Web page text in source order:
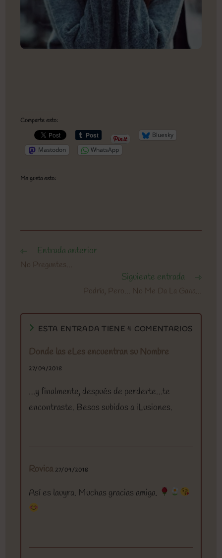
Comparte esto:
Bluesky
Mastodon
WhatsApp
Me gusta esto:
Leer
artículos
Entrada anterior
No Preguntes…
Siguiente entrada
Podría, Pero… No Me Da La Gana…
ESTA ENTRADA TIENE 4 COMENTARIOS
Donde las eLes encuentran su Nombre
27/09/2018
…y finalmente, después de perderte…te
encontraste. Besos subidos a iLusiones.
Rovica 27/09/2018
Así es lauyra. Muchas gracias amiga.